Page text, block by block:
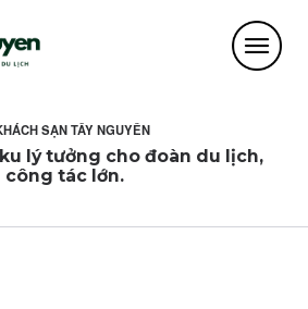
SẠN TÂY NGUYÊN
lý tưởng cho đoàn du lịch,
công tác lớn.